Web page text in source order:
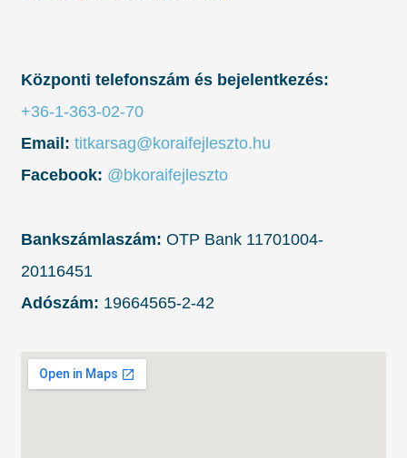
Központi telefonszám és bejelentkezés:
+36-1-363-02-70
Email: titkarsag@koraifejleszto.hu
Facebook: @bkoraifejleszto
Bankszámlaszám: OTP Bank 11701004-
20116451
Adószám: 19664565-2-42